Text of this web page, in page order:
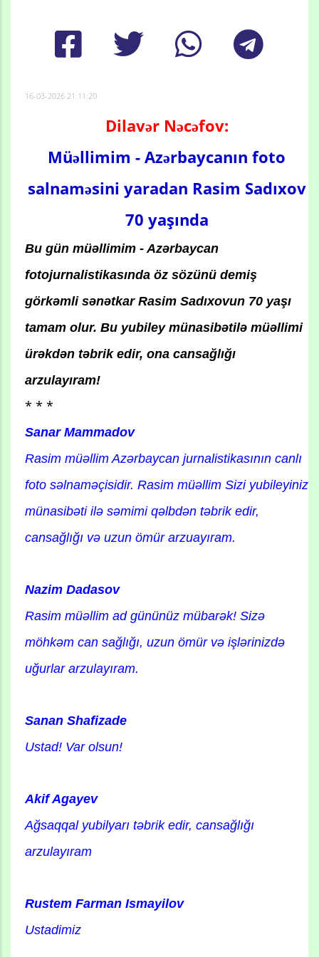
16-03-2026 21:11:20
Dilavər Nəcəfov:
Müəllimim - Azərbaycanın foto
salnaməsini yaradan Rasim Sadıxov
70 yaşında
Bu gün müəllimim - Azərbaycan
fotojurnalistikasında öz sözünü demiş
görkəmli sənətkar Rasim Sadıxovun 70 yaşı
tamam olur. Bu yubiley münasibətilə müəllimi
ürəkdən təbrik edir, ona cansağlığı
arzulayıram!
* * *
Sanar Mammadov
Rasim müəllim Azərbaycan jurnalistikasının canlı
foto səlnaməçisidir. Rasim müəllim Sizi yubileyiniz
münasibəti ilə səmimi qəlbdən təbrik edir,
cansağlığı və uzun ömür arzuayıram.
Nazim Dadasov
Rasim müəllim ad gününüz mübarək! Sizə
möhkəm can sağlığı, uzun ömür və işlərinizdə
uğurlar arzulayıram.
Sanan Shafizade
Ustad! Var olsun!
Akif Agayev
Ağsaqqal yubilyarı təbrik edir, cansağlığı
arzulayıram
Rustem Farman Ismayilov
Ustadimiz